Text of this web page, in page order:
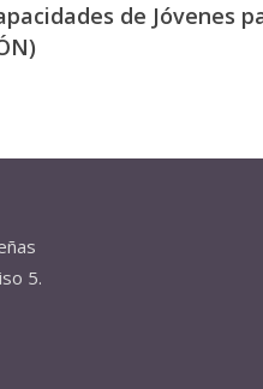
de Jóvenes
5.